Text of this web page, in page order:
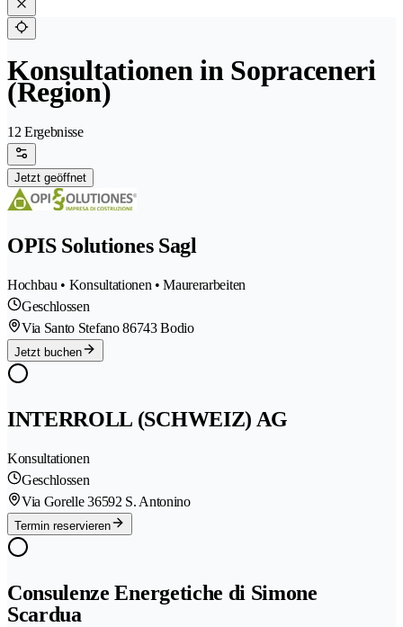
Konsultationen in Sopraceneri
(Region)
12 Ergebnisse
Jetzt geöffnet
OPIS Solutiones Sagl
Hochbau • Konsultationen • Maurerarbeiten
Geschlossen
Via Santo Stefano 86743 Bodio
Jetzt buchen
INTERROLL (SCHWEIZ) AG
Konsultationen
Geschlossen
Via Gorelle 36592 S. Antonino
Termin reservieren
Consulenze Energetiche di Simone
Scardua